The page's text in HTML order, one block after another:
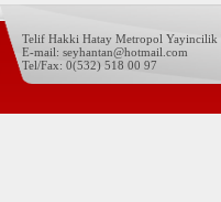
Telif Hakki Hatay Metropol Yayincilik
E-mail: seyhantan@hotmail.com
Tel/Fax: 0(532) 518 00 97